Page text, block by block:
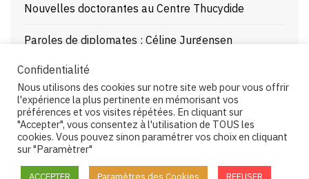
Nouvelles doctorantes au Centre Thucydide
Paroles de diplomates : Céline Jurgensen
Journée d’étude : La Mer Noire enjeux stratégiques
et juridiques – 21/10/25
Copyright © 2026 Centre Thucydide. All rights reserved.
Confidentialité
Nous utilisons des cookies sur notre site web pour vous offrir
l'expérience la plus pertinente en mémorisant vos
préférences et vos visites répétées. En cliquant sur
"Accepter", vous consentez à l'utilisation de TOUS les
cookies. Vous pouvez sinon paramétrer vos choix en cliquant
sur "Paramètrer"
ACCEPTER Paramètres des Cookies REFUSER